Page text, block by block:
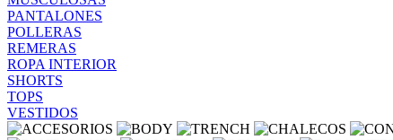
PANTALONES
POLLERAS
REMERAS
ROPA INTERIOR
SHORTS
TOPS
VESTIDOS